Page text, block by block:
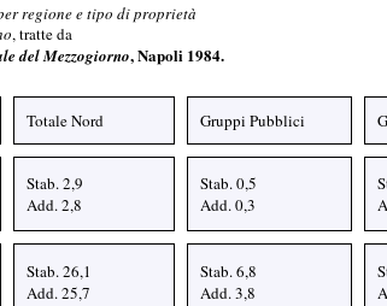
regione e tipo di proprietà
, tratte da
del Mezzogiorno, Napoli 1984.
Totale Nord Gruppi Pubblici
Stab. 2,9
Add. 2,8
Stab. 0,5
Add. 0,3
Stab. 26,1
Add. 25,7
Stab. 6,8
Add. 3,8